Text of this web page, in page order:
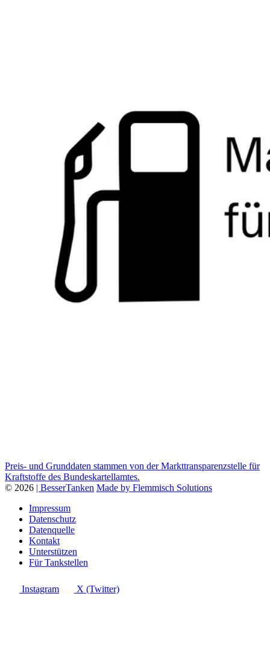
Preis- und Grunddaten stammen von der Markttransparenzstelle für
Kraftstoffe des Bundeskartellamtes.
© 2026 | BesserTanken Made by Flemmisch Solutions
Impressum
Datenschutz
Datenquelle
Kontakt
Unterstützen
Für Tankstellen
Instagram X (Twitter)